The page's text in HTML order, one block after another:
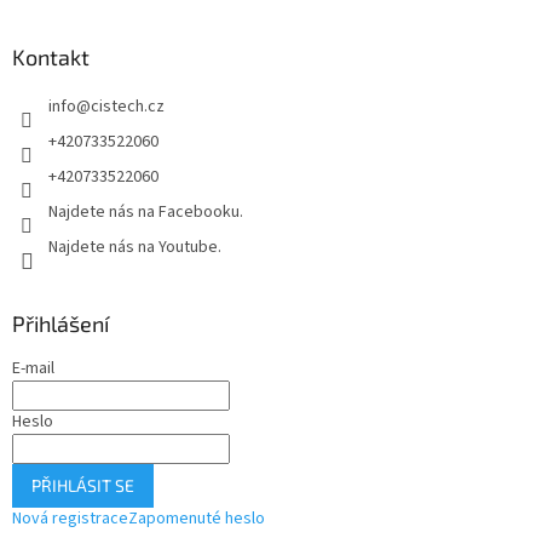
Kontakt
info@cistech.cz
+420733522060
+420733522060
Najdete nás na Facebooku.
Najdete nás na Youtube.
Přihlášení
E-mail
Heslo
PŘIHLÁSIT SE
Nová registraceZapomenuté heslo